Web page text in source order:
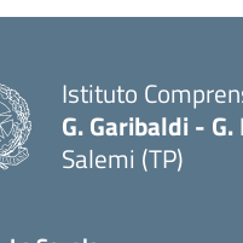
Istituto
G. Garibaldi - G.
Salemi (TP)